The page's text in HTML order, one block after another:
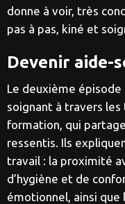
donne à voir, très
pas à pas, kiné et
Devenir aide-
Le deuxième épisode
soignant à travers les
formation, qui
ressentis. Ils
travail : la proximité
d’hygiène et de
émotionnel, ainsi que